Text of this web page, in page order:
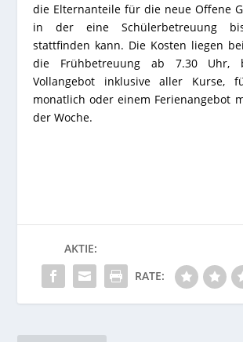
die Elternanteile für die neue Offene
in der eine Schülerbetreuung
stattfinden kann. Die Kosten liegen
die Frühbetreuung ab 7.30
Vollangebot inklusive aller Kurse,
monatlich oder einem Ferienangebot
der Woche.
AKTIE:
RATE: